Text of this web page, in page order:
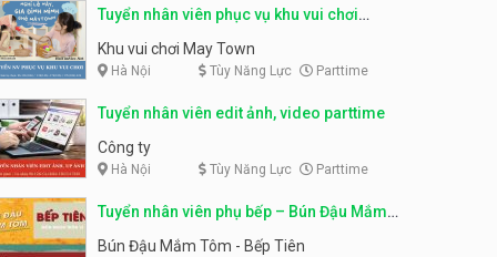
Tuyển nhân viên phục vụ
bàn parttime
Tuyển nhân viên tư vấn bán
hàng shop mỹ phẩm
Shop mỹ phẩm
KIBO KIDS
video parttime
Tuyển nhân viên phục vụ khu vui chơi
parttime linh động
Khu vui chơi May Town
Hà Nội Tùy Năng Lực Parttime
Tuyển nhân viên edit ảnh, video parttime
Công ty
Hà Nội Tùy Năng Lực Parttime
Tuyển nhân viên phụ bếp – Bún Đậu Mắm
Tôm – Bếp Tiên
Bún Đậu Mắm Tôm - Bếp Tiên